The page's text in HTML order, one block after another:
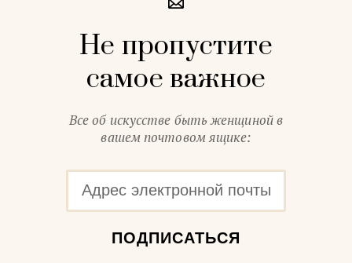
Не пропустите
самое важное
Все об искусстве быть женщиной в
вашем почтовом ящике:
ПОДПИСАТЬСЯ